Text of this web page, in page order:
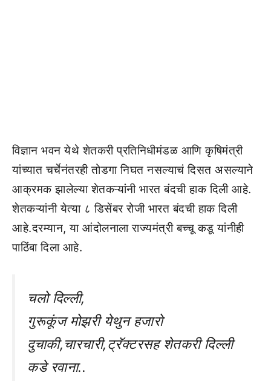
विज्ञान भवन येथे शेतकरी प्रतिनिधीमंडळ आणि कृषिमंत्री
यांच्यात चर्चेनंतरही तोडगा निघत नसल्याचं दिसत असल्याने
आक्रमक झालेल्या शेतकऱ्यांनी भारत बंदची हाक दिली आहे.
शेतकऱ्यांनी येत्या ८ डिसेंबर रोजी भारत बंदची हाक दिली
आहे.दरम्यान, या आंदोलनाला राज्यमंत्री बच्चू कडू यांनीही
पाठिंबा दिला आहे.
चलो दिल्ली,
गुरूकूंज मोझरी येथुन हजारो
दुचाकी,चारचारी,ट्रॅक्टरसह शेतकरी दिल्ली
कडे रवाना..